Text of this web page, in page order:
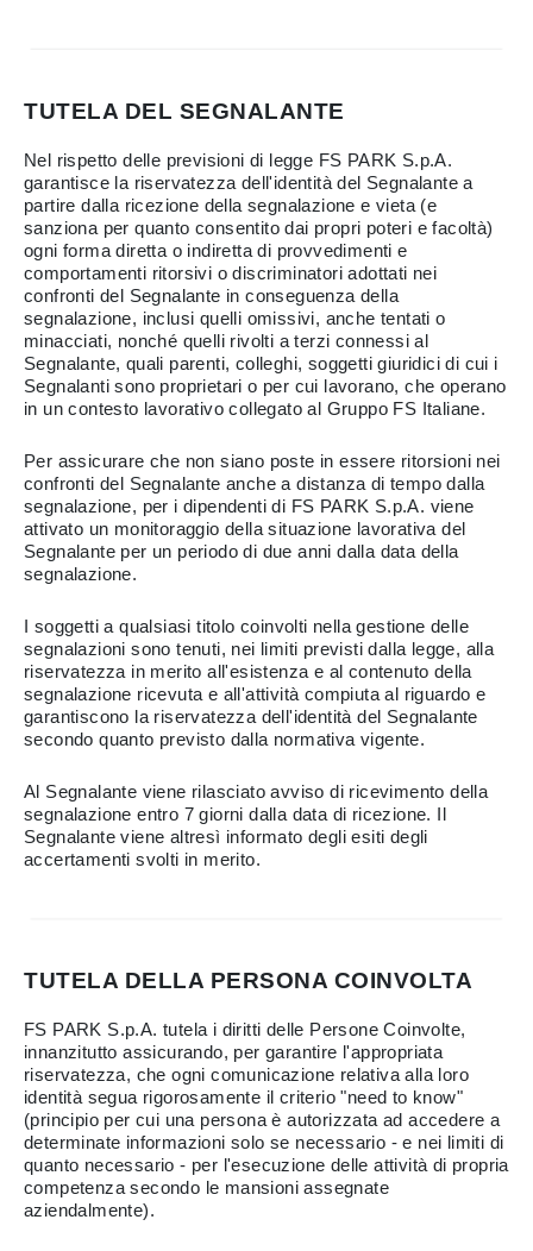
TUTELA DEL SEGNALANTE
Nel rispetto delle previsioni di legge FS PARK S.p.A.
garantisce la riservatezza dell'identità del Segnalante a
partire dalla ricezione della segnalazione e vieta (e
sanziona per quanto consentito dai propri poteri e facoltà)
ogni forma diretta o indiretta di provvedimenti e
comportamenti ritorsivi o discriminatori adottati nei
confronti del Segnalante in conseguenza della
segnalazione, inclusi quelli omissivi, anche tentati o
minacciati, nonché quelli rivolti a terzi connessi al
Segnalante, quali parenti, colleghi, soggetti giuridici di cui i
Segnalanti sono proprietari o per cui lavorano, che operano
in un contesto lavorativo collegato al Gruppo FS Italiane.
Per assicurare che non siano poste in essere ritorsioni nei
confronti del Segnalante anche a distanza di tempo dalla
segnalazione, per i dipendenti di FS PARK S.p.A. viene
attivato un monitoraggio della situazione lavorativa del
Segnalante per un periodo di due anni dalla data della
segnalazione.
I soggetti a qualsiasi titolo coinvolti nella gestione delle
segnalazioni sono tenuti, nei limiti previsti dalla legge, alla
riservatezza in merito all'esistenza e al contenuto della
segnalazione ricevuta e all'attività compiuta al riguardo e
garantiscono la riservatezza dell'identità del Segnalante
secondo quanto previsto dalla normativa vigente.
Al Segnalante viene rilasciato avviso di ricevimento della
segnalazione entro 7 giorni dalla data di ricezione. Il
Segnalante viene altresì informato degli esiti degli
accertamenti svolti in merito.
TUTELA DELLA PERSONA COINVOLTA
FS PARK S.p.A. tutela i diritti delle Persone Coinvolte,
innanzitutto assicurando, per garantire l'appropriata
riservatezza, che ogni comunicazione relativa alla loro
identità segua rigorosamente il criterio "need to know"
(principio per cui una persona è autorizzata ad accedere a
determinate informazioni solo se necessario - e nei limiti di
quanto necessario - per l'esecuzione delle attività di propria
competenza secondo le mansioni assegnate
aziendalmente).